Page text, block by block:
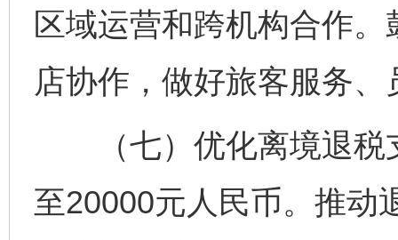
区域运营和跨机构合作
店协作，做好旅客服务
（七）优化离境退税
至20000元人民币。推动